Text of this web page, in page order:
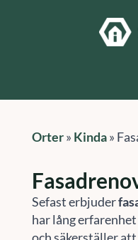
Orter» Kinda»
Sefast erbjuder
har lång